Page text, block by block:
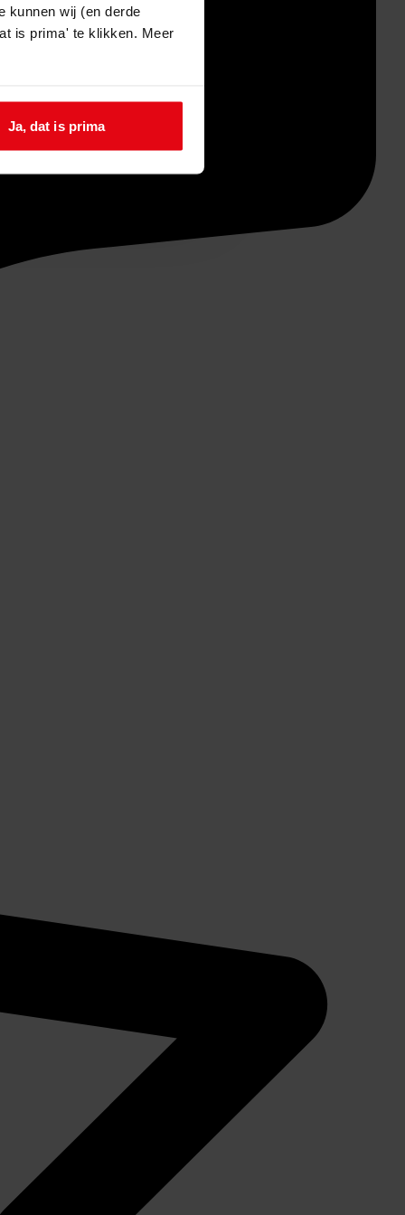
kunnen wij (en derde
is prima' te klikken. Meer
Ja, dat is prima